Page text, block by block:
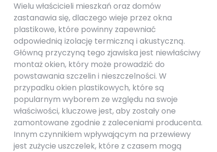
Wielu właścicieli mieszkań oraz domów
zastanawia się, dlaczego wieje przez okna
plastikowe, które powinny zapewniać
odpowiednią izolację termiczną i akustyczną.
Główną przyczyną tego zjawiska jest niewłaściwy
montaż okien, który może prowadzić do
powstawania szczelin i nieszczelności. W
przypadku okien plastikowych, które są
popularnym wyborem ze względu na swoje
właściwości, kluczowe jest, aby zostały one
zamontowane zgodnie z zaleceniami producenta.
Innym czynnikiem wpływającym na przewiewy
jest zużycie uszczelek, które z czasem mogą